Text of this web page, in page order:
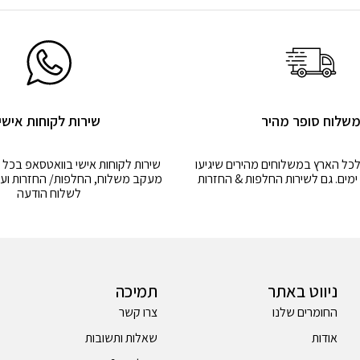
משלוח סופר מהיר
הארץ במשלוחים מהירים שיגיעו
שירות לקוחות
שירות לקוחות אישי בוואטסאפ
מעקב משלוח, החלפות/ החזרות
לשלוח הודעה
ניווט באתר
החומרים שלנו
אודות
תמיכה
צרו קשר
שאלות ותשובות